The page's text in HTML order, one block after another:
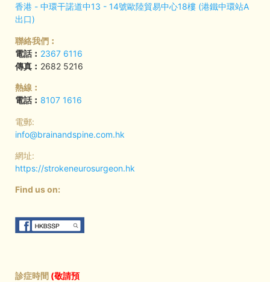
香港 - 中環干諾道中13 - 14號歐陸貿易中心18樓 (港鐵中環站A
出口)
聯絡我們︰
電話︰ 2367 6116
傳真︰ 2682 5216
熱線︰
電話︰ 8107 1616
電郵:
info@brainandspine.com.hk
網址:
https://strokeneurosurgeon.hk
Find us on:
診症時間 (敬請預